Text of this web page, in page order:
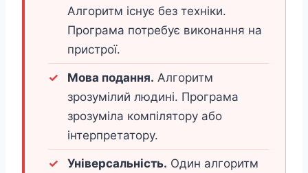
Алгоритм існує без техніки.
Програма потребує виконання на
пристрої.
Мова подання. Алгоритм
зрозумілий людині. Програма
зрозуміла компілятору або
інтерпретатору.
Універсальність. Один алгоритм